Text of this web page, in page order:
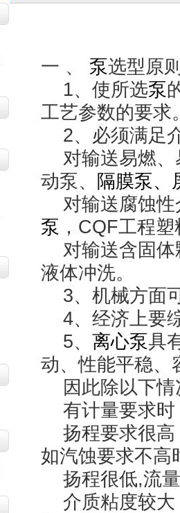
一 、 泵选型原
1、使所选泵
工艺参数的要
2、必须满足
对输送易燃、
动泵、 隔膜泵、
对输送腐蚀性
泵 ，CQF工程
对输送含固体
液体冲洗。
3、机械方面
4、经济上要
5、 离心泵具
动、性能平稳
因此除以下情
有计量要求时
扬程要求很高
如汽蚀要求不高
扬程很低,流量
介质粘度较大